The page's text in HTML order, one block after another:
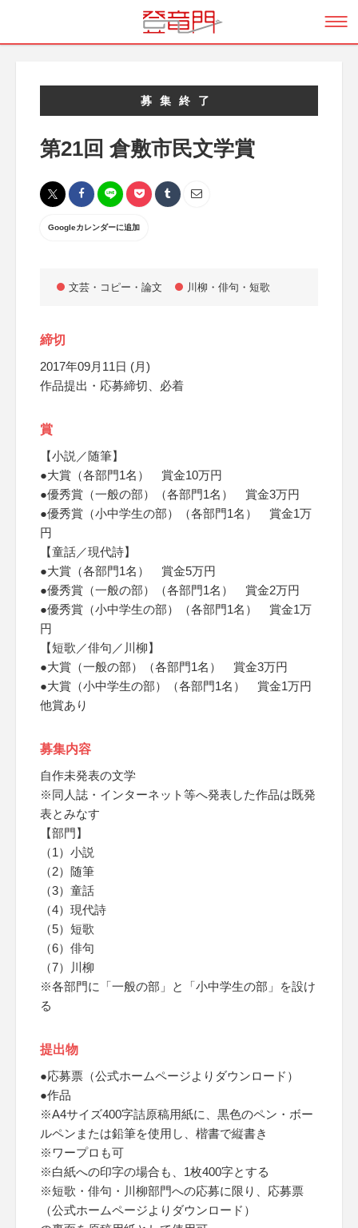
募集終了
第21回 倉敷市民文学賞
Googleカレンダーに追加
文芸・コピー・論文 川柳・俳句・短歌
締切
2017年09月11日 (月)
作品提出・応募締切、必着
賞
【小説／随筆】
●大賞（各部門1名） 賞金10万円
●優秀賞（一般の部）（各部門1名） 賞金3万円
●優秀賞（小中学生の部）（各部門1名） 賞金1万
円
【童話／現代詩】
●大賞（各部門1名） 賞金5万円
●優秀賞（一般の部）（各部門1名） 賞金2万円
●優秀賞（小中学生の部）（各部門1名） 賞金1万
円
【短歌／俳句／川柳】
●大賞（一般の部）（各部門1名） 賞金3万円
●大賞（小中学生の部）（各部門1名） 賞金1万円
他賞あり
募集内容
自作未発表の文学
※同人誌・インターネット等へ発表した作品は既発
表とみなす
【部門】
（1）小説
（2）随筆
（3）童話
（4）現代詩
（5）短歌
（6）俳句
（7）川柳
※各部門に「一般の部」と「小中学生の部」を設け
る
提出物
●応募票（公式ホームページよりダウンロード）
●作品
※A4サイズ400字詰原稿用紙に、黒色のペン・ボー
ルペンまたは鉛筆を使用し、楷書で縦書き
※ワープロも可
※白紙への印字の場合も、1枚400字とする
※短歌・俳句・川柳部門への応募に限り、応募票
（公式ホームページよりダウンロード）